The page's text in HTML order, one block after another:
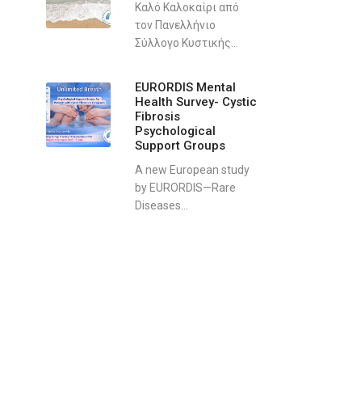
Καλό Καλοκαίρι από
τον Πανελλήνιο
Σύλλογο Κυστικής...
EURORDIS Mental
Health Survey- Cystic
Fibrosis
Psychological
Support Groups
A new European study
by EURORDIS—Rare
Diseases...